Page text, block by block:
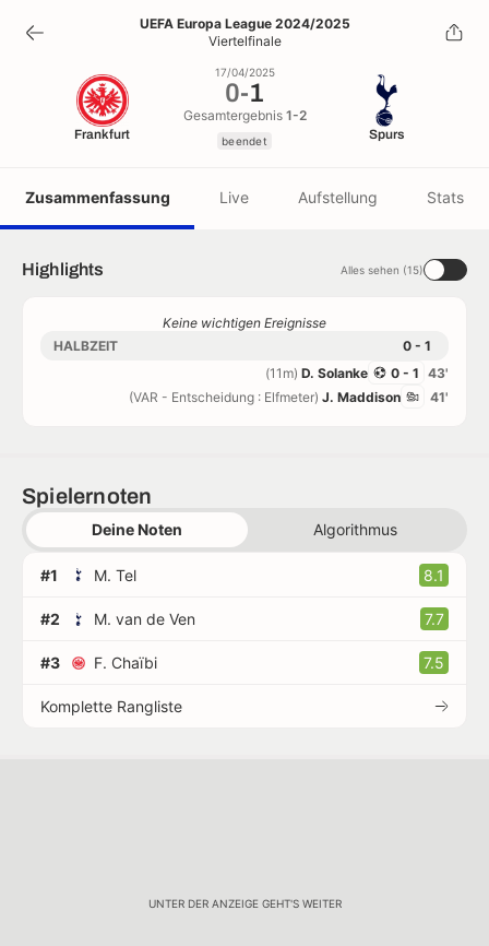
0-1
beendet
UEFA Europa League 2024/2025
Viertelfinale
Frankfurt
17/04/2025
0-1
Gesamtergebnis 1-2
beendet Spurs
Zusammenfassung Live Aufstellung Stats
Highlights Alles sehen (15)
Keine wichtigen Ereignisse
HALBZEIT
0 - 1
43'
0 - 1
(11m) D. Solanke
41'
(VAR - Entscheidung : Elfmeter) J. Maddison
Spielernoten
Deine Noten Algorithmus
#1 M. Tel 8.1
#2 M. van de Ven 7.7
#3 F. Chaïbi 7.5
Komplette Rangliste
UNTER DER ANZEIGE GEHT'S WEITER